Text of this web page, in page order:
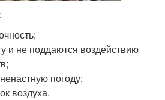
и не поддаются воздействию
погоду;
воздуха.